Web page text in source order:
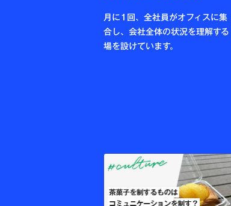
月に1回、全社員がオフィスに集
合し、会社全体の状況を理解する
場を設けています。